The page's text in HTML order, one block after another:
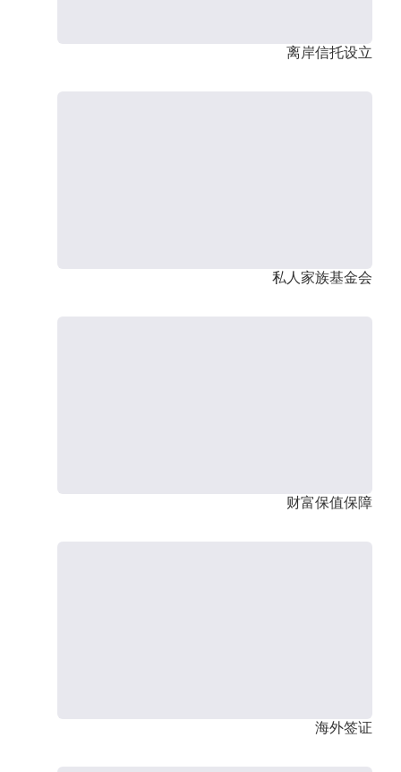
离岸信托设立
私人家族基金会
财富保值保障
海外签证